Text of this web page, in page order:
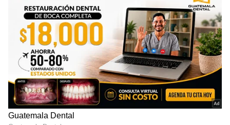
ಭಾಗಿಯಾಗಿದ್ದೇನೆ. ಈ ವೇಳೆ ಗ್ಲೋಬಲ್ ಸ್ಟಾರ್ ರಾಮ್ ಚರಣ್
ಜೊತೆಗೆ ಸೇಲ್ಫಿ ತೆಗೆದುಕೊಂಡಿದ್ದೇನೆ. ರಾಮ್ ಚರಣ್ ಜೊತೆ
ಸೇಲ್ಫಿ ತೆಗೆದುಕೊಳ್ಳಬೇಕೆಂಬ ನನ್ನ ಆಸೆ ಈಡೇರಿದೆ ಎಂದು
ಬರೆದುಕೊಂಡಿದ್ದಾರೆ. ಅಲ್ಲದೆ ಮೇಲ್ಬೋರ್ನ ನಗರವನ್ನು
ದೊಡ್ಡಮಟ್ಟದಲ್ಲಿ ಬದಲಾಯಿಸುವಲ್ಲಿ ಇಲ್ಲಿ ವಾಸಿಸುತ್ತಿರುವ
ಭಾರತೀಯರ ಪಾತ್ರ ದೊಡ್ಡದು.